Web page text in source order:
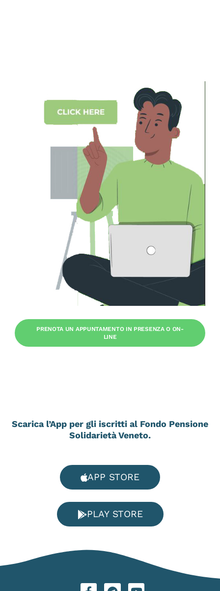
PRENOTA UN APPUNTAMENTO IN PRESENZA O ON-
LINE
Scarica l’App per gli iscritti al Fondo Pensione
Solidarietà Veneto.
APP STORE
PLAY STORE
F T Y